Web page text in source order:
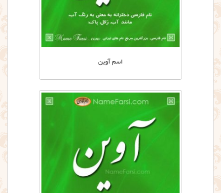
اسم آوین